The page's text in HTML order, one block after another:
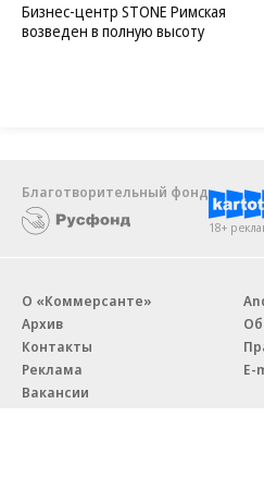
Бизнес-центр STONE Римская
возведен в полную высоту
Благотворительный фонд
18+
О «Коммерсанте»
Архив
Контакты
Реклама
Вакансии
E-